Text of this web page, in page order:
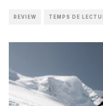
REVIEW TEMPS DE